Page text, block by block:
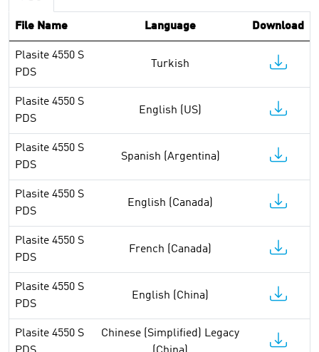
File Name Language Download
Plasite 4550 S
PDS
Turkish
Plasite 4550 S
PDS
English (US)
Plasite 4550 S
PDS
Spanish (Argentina)
Plasite 4550 S
PDS
English (Canada)
Plasite 4550 S
PDS
French (Canada)
Plasite 4550 S
PDS
English (China)
Plasite 4550 S
Chinese (Simplified) Legacy